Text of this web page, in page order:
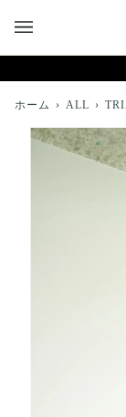
ン
ホーム › ALL ›